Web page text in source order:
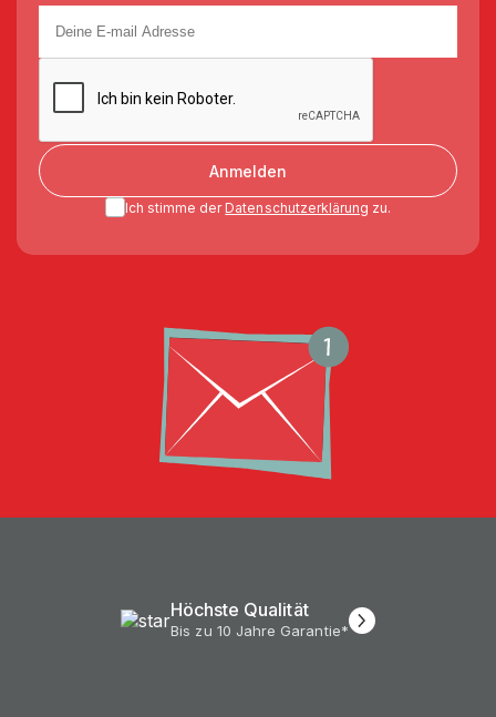
Anmelden
Ich stimme der Datenschutzerklärung zu.
Höchste Qualität
Bis zu 10 Jahre Garantie*